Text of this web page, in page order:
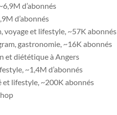
d’abonnés
d’abonnés
voyage et lifestyle, ~57K abonnés
gastronomie, ~16K abonnés
et diététique à Angers
~1,4M d’abonnés
et lifestyle, ~200K abonnés